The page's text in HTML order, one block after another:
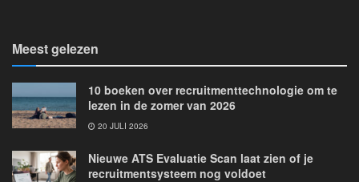
Meest gelezen
10 boeken over recruitmenttechnologie om te
lezen in de zomer van 2026
20 JULI 2026
Nieuwe ATS Evaluatie Scan laat zien of je
recruitmentsysteem nog voldoet